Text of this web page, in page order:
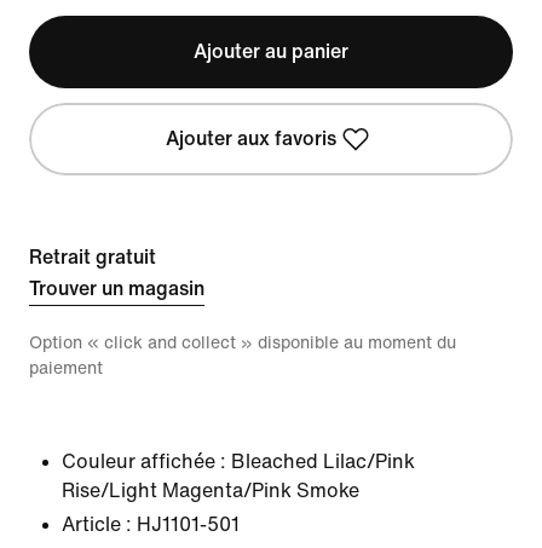
Ajouter au panier
Ajouter aux favoris
Retrait gratuit
Trouver un magasin
Option « click and collect » disponible au moment du
paiement
Couleur affichée : Bleached Lilac/Pink
Rise/Light Magenta/Pink Smoke
Article : HJ1101-501